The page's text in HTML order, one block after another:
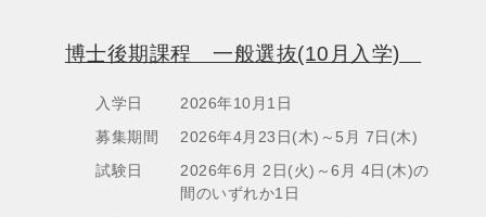
博士後期課程 一般選抜(10月入学)
入学日
2026年10月1日
募集期間
2026年4月23日(木)～5月 7日(木)
試験日
2026年6月 2日(火)～6月 4日(木)の
間のいずれか1日